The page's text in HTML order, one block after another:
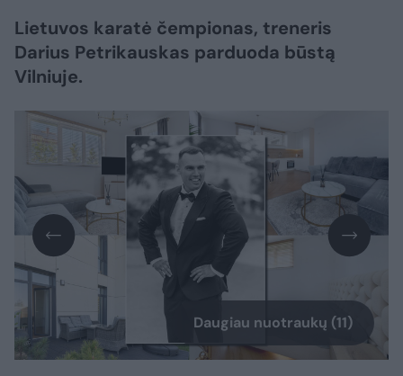
Lietuvos karatė čempionas, treneris
Darius Petrikauskas parduoda būstą
Vilniuje.
Daugiau nuotraukų (11)